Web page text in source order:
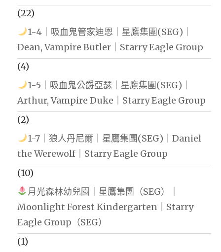
(22)
1-4｜吸血鬼管家迪恩｜星鷹集團(SEG)｜
Dean, Vampire Butler｜Starry Eagle Group
(4)
1-5｜吸血鬼公爵亞瑟｜星鷹集團(SEG)｜
Arthur, Vampire Duke｜Starry Eagle Group
(2)
1-7｜狼人丹尼爾｜星鷹集團(SEG)｜Daniel
the Werewolf｜Starry Eagle Group
(10)
月光森林幼兒園｜星鷹集團（SEG）｜
Moonlight Forest Kindergarten｜Starry
Eagle Group（SEG）
(1)